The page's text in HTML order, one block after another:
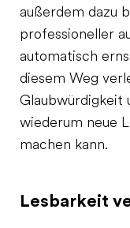
außerdem dazu
professioneller
automatisch
diesem Weg
Glaubwürdigkeit
wiederum neue
machen kann.
Lesbarkeit